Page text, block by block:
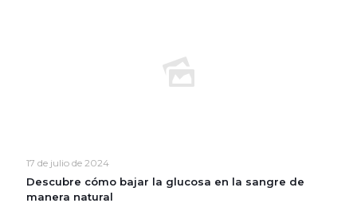
17 de julio de 2024
Descubre cómo bajar la glucosa en la sangre de
manera natural